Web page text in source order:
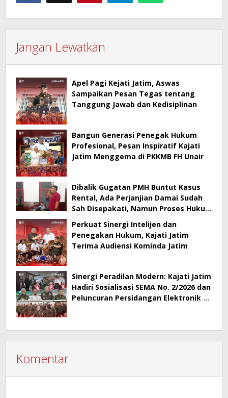
Jangan Lewatkan
Apel Pagi Kejati Jatim, Aswas
Sampaikan Pesan Tegas tentang
Tanggung Jawab dan Kedisiplinan
Bangun Generasi Penegak Hukum
Profesional, Pesan Inspiratif Kajati
Jatim Menggema di PKKMB FH Unair
Dibalik Gugatan PMH Buntut Kasus
Rental, Ada Perjanjian Damai Sudah
Sah Disepakati, Namun Proses Hukum
Berlanjut
Perkuat Sinergi Intelijen dan
Penegakan Hukum, Kajati Jatim
Terima Audiensi Kominda Jatim
Sinergi Peradilan Modern: Kajati Jatim
Hadiri Sosialisasi SEMA No. 2/2026 dan
Peluncuran Persidangan Elektronik di
Komentar